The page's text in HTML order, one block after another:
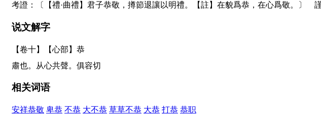
考證：〔【禮·曲禮】君子恭敬，撙節退讓以明禮。【註】在貌爲恭，在心爲敬。
说文解字
【卷十】【心部】 恭
肅也。从心共聲。俱容切
相关词语
安祥恭敬 卑恭 不恭 大不恭 草草不恭 大恭 打恭 恭职